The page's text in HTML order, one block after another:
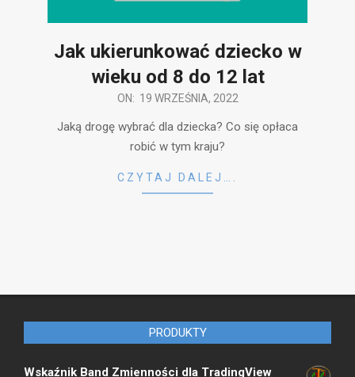
Jak ukierunkować dziecko w
wieku od 8 do 12 lat
ON: 19 WRZEŚNIA, 2022
Jaką drogę wybrać dla dziecka? Co się opłaca
robić w tym kraju?
CZYTAJ DALEJ….
PRODUKTY
Wskaźnik Band Zmienności dla TradingView